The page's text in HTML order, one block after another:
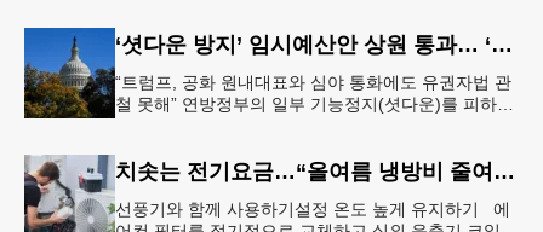
‘셧다운 방지’ 임시예산안 상원 통과… ‘유권자 ID법’은 좌절
“트럼프, 공화 원내대표와 심야 통화에도 유권자법 관
철 못해” 연방정부의 일부 기능정지(셧다운)를 피하기
치솟는 전기요금…“올여름 냉방비 줄여볼까”
선풍기와 함께 사용하기설정 온도 높게 유지하기 에